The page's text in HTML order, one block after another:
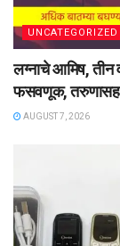
UNCATEGORIZED
लग्नाचे आमिष, तीन
फसवणूक, तरुणासह
AUGUST 7, 2026